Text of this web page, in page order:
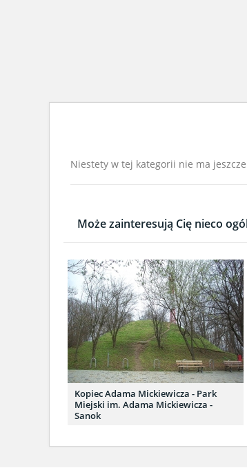
Niestety w tej kategorii nie ma
Może zainteresują Cię nieco
Kopiec Adama Mickiewicza - Park
Miejski im. Adama Mickiewicza -
Sanok